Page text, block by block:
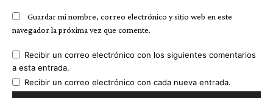
Guardar mi nombre, correo electrónico y sitio web en este
navegador la próxima vez que comente.
Recibir un correo electrónico con los siguientes comentarios
a esta entrada.
Recibir un correo electrónico con cada nueva entrada.